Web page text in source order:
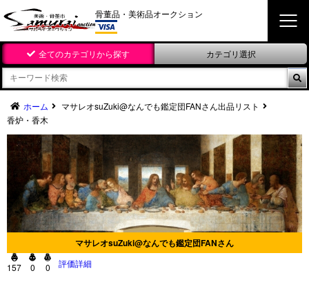
骨董品・美術品オークション
全てのカテゴリから探す カテゴリ選択

ホーム
マサレオsuZuki@なんでも鑑定団FANさん出品リスト
香炉・香木
マサレオsuZuki@なんでも鑑定団FANさん

157

0

0 評価詳細